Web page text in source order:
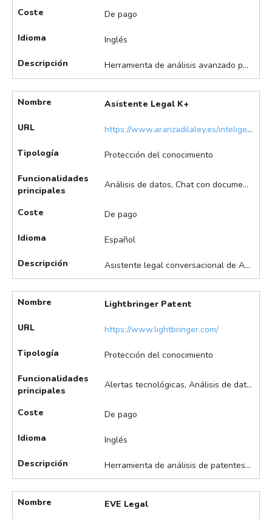
Coste De pago
Idioma Inglés
Descripción Herramienta de análisis avanzado para la valoración, explotación y gestión estratégica de carteras de patentes, orientada a empresas que buscan maximizar el valor de su propiedad intelectual. Destaca en el análisis avanzado de carteras de patentes, valoración económica y benchmarking, e informes estratégicos y visualización de datos, entre otros.
Nombre Asistente Legal K+
URL https://www.aranzadilaley.es/inteligencia-artificial/
Tipología Protección del conocimiento
Funcionalidades
principales
Análisis de datos, Chat con documentos, Redacción de documentos, Resumen de documentos, Traducción de documentos
Coste De pago
Idioma Español
Descripción Asistente legal conversacional de Aranzadi LA LEY, basado en inteligencia artificial generativa. Permite automatizar tareas como el análisis, resumen y argumentación de documentos legales, la generación de enlaces a fuentes fiables y la traducción avanzada. K+ se integra en la base de datos más amplia y fiable del mercado jurídico español.
Nombre Lightbringer Patent
URL https://www.lightbringer.com/
Tipología Protección del conocimiento
Funcionalidades
principales
Alertas tecnológicas, Análisis de datos, Búsqueda asistida de patentes, Monitorización de competidores, Visualización de datos
Coste De pago
Idioma Inglés
Descripción Herramienta de análisis de patentes especializada en búsquedas avanzadas, visualización de tendencias tecnológicas y monitorización de competidores. Facilita la generación de informes estratégicos y la valorización de carteras de patentes, apoyando la toma de decisiones en innovación y transferencia de tecnología.
Nombre EVE Legal